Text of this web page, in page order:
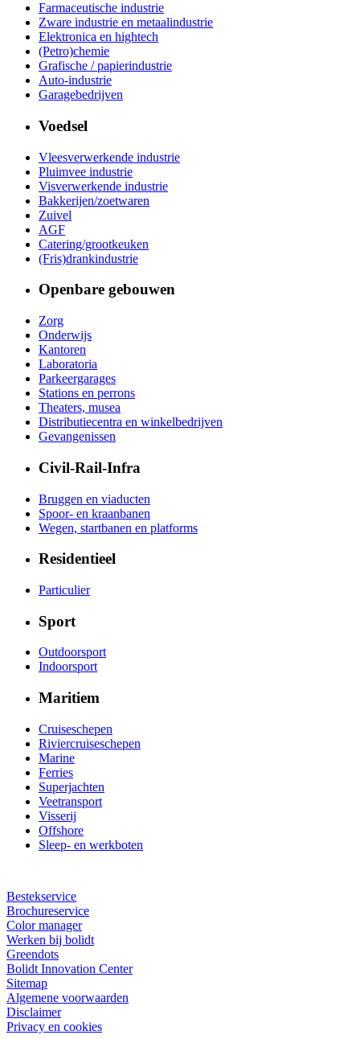
Farmaceutische industrie
Zware industrie en metaalindustrie
Elektronica en hightech
(Petro)chemie
Grafische / papierindustrie
Auto-industrie
Garagebedrijven
Voedsel
Vleesverwerkende industrie
Pluimvee industrie
Visverwerkende industrie
Bakkerijen/zoetwaren
Zuivel
AGF
Catering/grootkeuken
(Fris)drankindustrie
Openbare gebouwen
Zorg
Onderwijs
Kantoren
Laboratoria
Parkeergarages
Stations en perrons
Theaters, musea
Distributiecentra en winkelbedrijven
Gevangenissen
Civil-Rail-Infra
Bruggen en viaducten
Spoor- en kraanbanen
Wegen, startbanen en platforms
Residentieel
Particulier
Sport
Outdoorsport
Indoorsport
Maritiem
Cruiseschepen
Riviercruiseschepen
Marine
Ferries
Superjachten
Veetransport
Visserij
Offshore
Sleep- en werkboten
Bestekservice
Brochureservice
Color manager
Werken bij bolidt
Greendots
Bolidt Innovation Center
Sitemap
Algemene voorwaarden
Disclaimer
Privacy en cookies